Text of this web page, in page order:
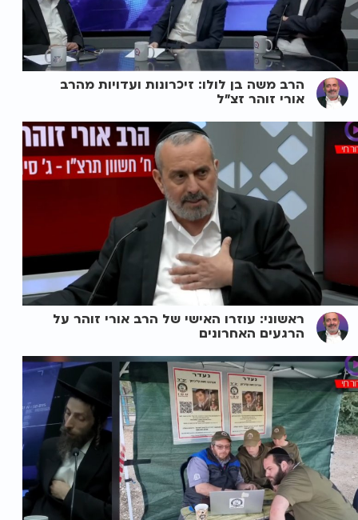
הרב משה בן לולו: זיכרונות ועדויות מהרב
אורי זוהר זצ"ל
ראשוני: עוזרו האישי של הרב אורי זוהר על
הרגעים האחרונים